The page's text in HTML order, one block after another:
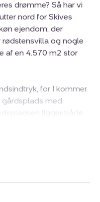
drømme? Så har vi
nord for Skives
ejendom, der
og nogle
af en 4.570 m2 stor
for I kommer
gårdsplads med
ligger både
fremstår pænt og
og stald til